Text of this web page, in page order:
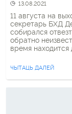
13.08.2021
11 августа на
секретарь БХД
собирался
обратно
время
Усинович.
Иоанн […]
ЧЫТАЦЬ ДАЛЕЙ